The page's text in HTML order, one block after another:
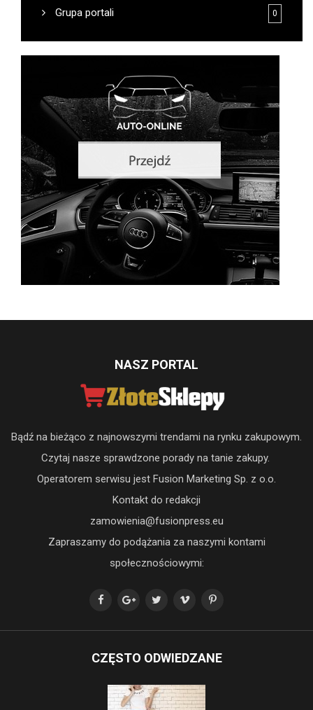
Grupa portali 0
NASZ PORTAL
Bądź na bieżąco z najnowszymi trendami na rynku zakupowym.
Czytaj nasze sprawdzone porady na tanie zakupy.
Operatorem serwisu jest Fusion Marketing Sp. z o.o.
Kontakt do redakcji
zamowienia@fusionpress.eu
Zapraszamy do podążania za naszymi kontami
społecznościowymi:
CZĘSTO ODWIEDZANE